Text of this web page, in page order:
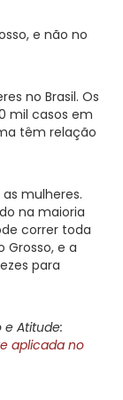
e não no
no Brasil. Os
mil casos em
têm relação
mulheres.
na maioria
correr toda
Grosso, e a
para
e Atitude:
aplicada no